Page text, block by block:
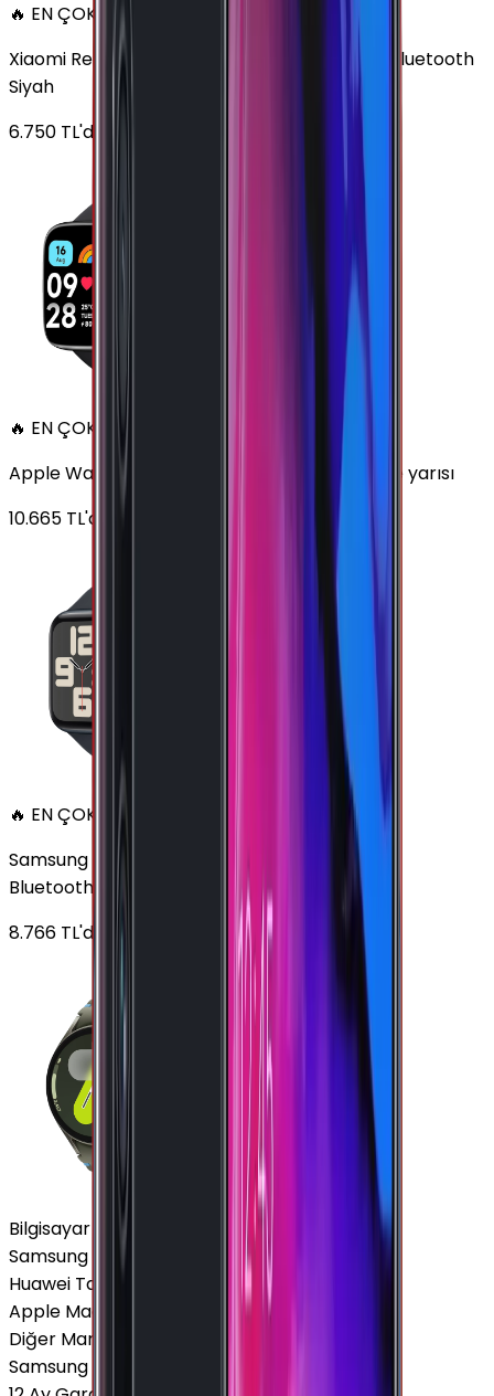
🔥 EN ÇOK SATAN
Xiaomi Redmi Watch 3 Active Plastik 47mm Bluetooth
Siyah
6.750 TL'den başlayan fiyatlar
🔥 EN ÇOK SATAN
Apple Watch SE Alüminyum 44mm GPS Gece yarısı
10.665 TL'den
🔥 EN ÇOK SATAN
Samsung Galaxy Watch 7 Alüminyum 44 mm
Bluetooth Wi-Fi Yeşil
8.766 TL'den başlayan fiyatlar
Bilgisayar / Tablet
Samsung Tablet
Huawei Tablet
Apple Macbook
Diğer Markalar
Samsung Tablet